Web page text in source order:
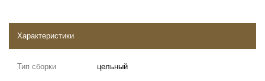
Характеристики
Тип сборки цельный